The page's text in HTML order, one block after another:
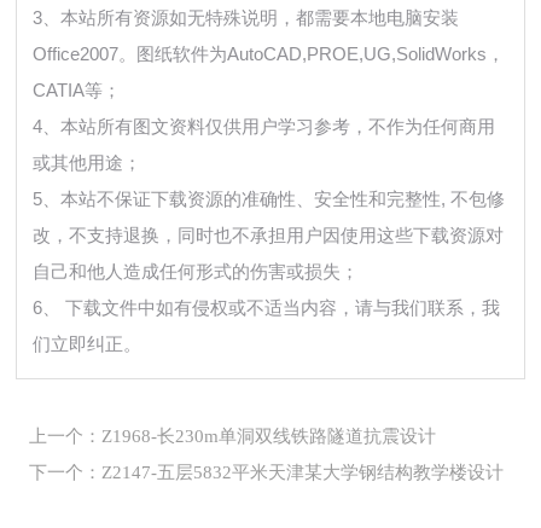
3、本站所有资源如无特殊说明，都需要本地电脑安装
Office2007。图纸软件为AutoCAD,PROE,UG,SolidWorks，
CATIA等；
4、本站所有图文资料仅供用户学习参考，不作为任何商用
或其他用途；
5、本站不保证下载资源的准确性、安全性和完整性, 不包修
改，不支持退换，同时也不承担用户因使用这些下载资源对
自己和他人造成任何形式的伤害或损失；
6、 下载文件中如有侵权或不适当内容，请与我们联系，我
们立即纠正。
上一个：Z1968-长230m单洞双线铁路隧道抗震设计
下一个：Z2147-五层5832平米天津某大学钢结构教学楼设计